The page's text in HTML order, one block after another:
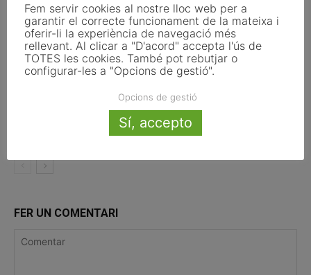
La UE activa les primeres obligacions
de transparència de la Llei d’IA que
afecten els ajuntaments
El Pla de Barris mobilitza 117 municipis
catalans per impulsar la regeneració
urbana
FER UN COMENTARI
Fem servir cookies al nostre lloc web per a
garantir el correcte funcionament de la mateixa i
oferir-li la experiència de navegació més
rellevant. Al clicar a "D'acord" accepta l'ús de
TOTES les cookies. També pot rebutjar o
configurar-les a "Opcions de gestió".
Opcions de gestió
Sí, accepto